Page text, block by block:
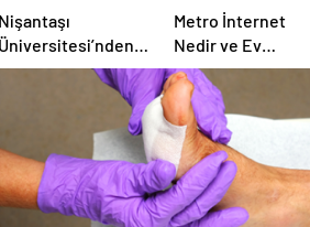
Nişantaşı
Üniversitesi’nden
YKS
Adaylarına Çifte
Ücret ve Kesintisiz
Burs
Metro İnternet
Nedir ve Ev
İnternetiyle Nasıl
Ayrılır